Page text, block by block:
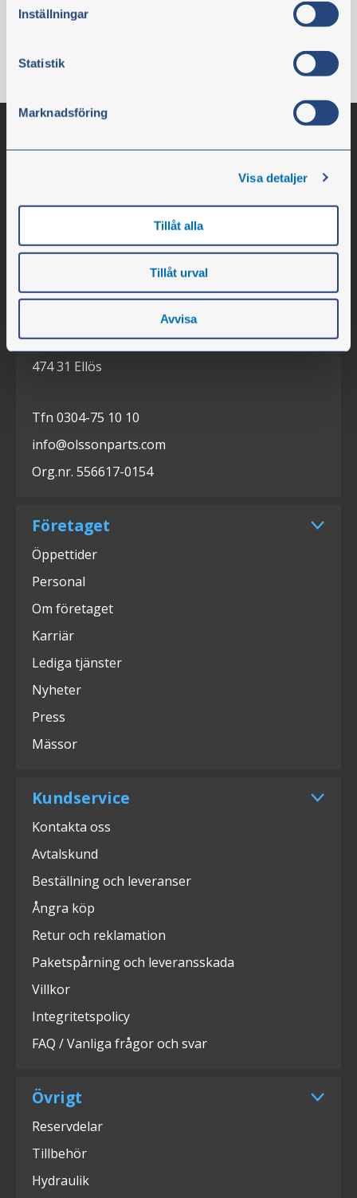
Inställningar
Statistik
Marknadsföring
Visa detaljer
Tillåt alla
Tillåt urval
Avvisa
Motornummer, till: -29765
Slätthultsvägen 12
474 31 Ellös
Tfn 0304-75 10 10
info@olssonparts.com
Org.nr. 556617-0154
Företaget
Öppettider
Personal
Om företaget
Karriär
Lediga tjänster
Nyheter
Press
Mässor
Kundservice
Kontakta oss
Avtalskund
Beställning och leveranser
Ångra köp
Retur och reklamation
Paketspårning och leveransskada
Villkor
Integritetspolicy
FAQ / Vanliga frågor och svar
Övrigt
Reservdelar
Tillbehör
Hydraulik